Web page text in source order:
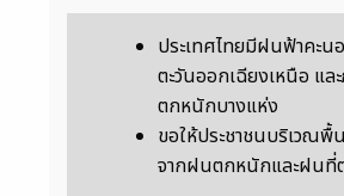
ประเทศไทยมีฝนฟ้าคะน
ตะวันออกเฉียงเหนือ แ
ตกหนักบางแห่ง
ขอให้ประชาชนบริเวณพื้
จากฝนตกหนักและฝนที่